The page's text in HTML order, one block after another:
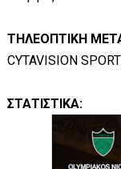
ΤΗΛΕΟΠΤΙΚΗ
CYTAVISION
ΣΤΑΤΙΣΤΙΚΑ: